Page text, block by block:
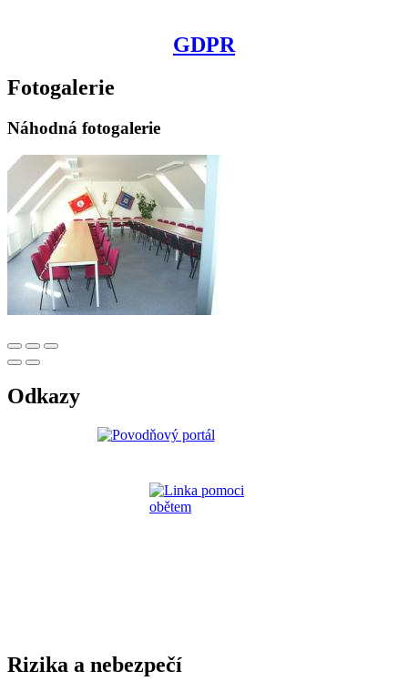
GDPR
Fotogalerie
Náhodná fotogalerie
Odkazy
Rizika a nebezpečí